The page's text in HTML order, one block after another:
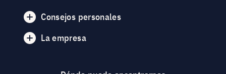
Consejos personales
La empresa